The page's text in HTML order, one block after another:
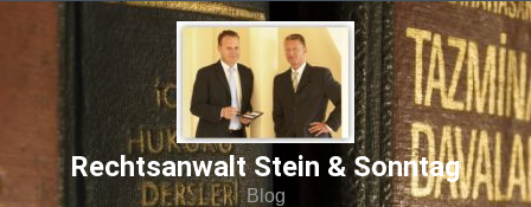
Rechtsanwalt Stein & Sonntag
Blog